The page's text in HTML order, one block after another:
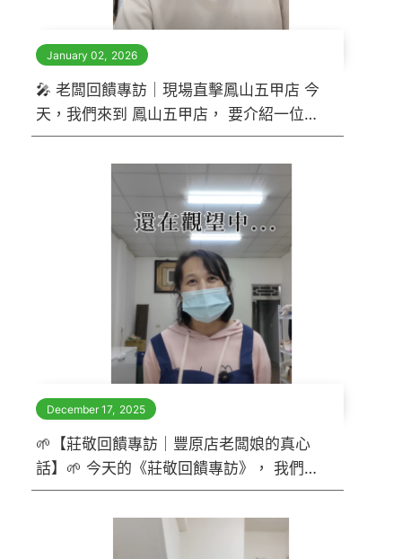
January 02, 2026
🎤 老闆回饋專訪｜現場直擊鳳山五甲店 今
天，我們來到 鳳山五甲店， 要介紹一位讓
人一眼就記住的—— 👉 前身做「蝦×電
商」的帥氣老闆
December 17, 2025
🌱【莊敬回饋專訪｜豐原店老闆娘的真心
話】🌱 今天的《莊敬回饋專訪》， 我們來
到 豐原店，和老闆娘聊聊她的團購人生。
她笑著說， 「最想先感謝的，是總部一路
以來的大力支援。」